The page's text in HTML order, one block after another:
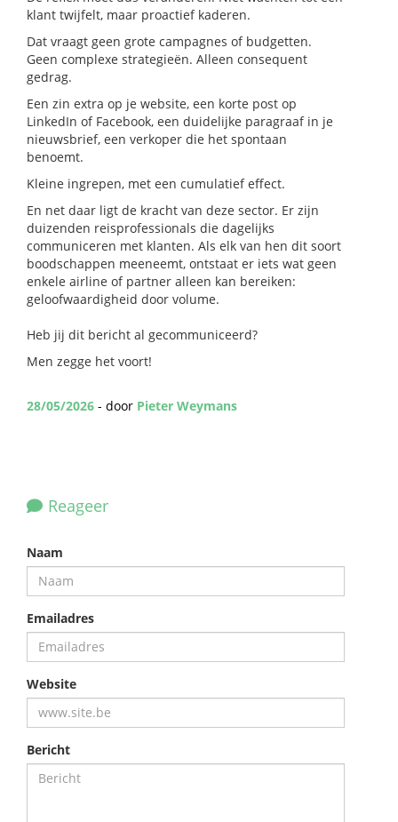
klant twijfelt, maar proactief kaderen.
Dat vraagt geen grote campagnes of budgetten.
Geen complexe strategieën. Alleen consequent
gedrag.
Een zin extra op je website, een korte post op
LinkedIn of Facebook, een duidelijke paragraaf in je
nieuwsbrief, een verkoper die het spontaan
benoemt.
Kleine ingrepen, met een cumulatief effect.
En net daar ligt de kracht van deze sector. Er zijn
duizenden reisprofessionals die dagelijks
communiceren met klanten. Als elk van hen dit soort
boodschappen meeneemt, ontstaat er iets wat geen
enkele airline of partner alleen kan bereiken:
geloofwaardigheid door volume.
Heb jij dit bericht al gecommuniceerd?
Men zegge het voort!
28/05/2026 - door Pieter Weymans
Reageer
Naam
Emailadres
Website
Bericht